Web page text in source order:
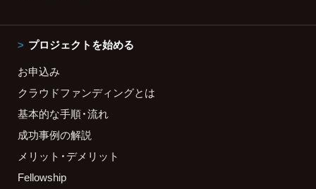
プロジェクトを始める
お申込み
クラウドファンディングとは
基本的な手順・流れ
成功事例の解説
メリット・デメリット
Fellowship